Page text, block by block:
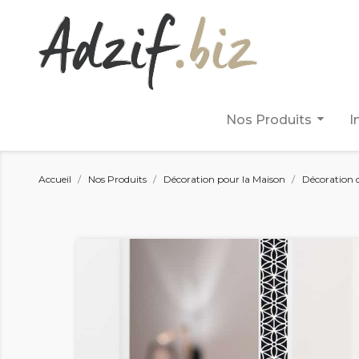
arrow_drop_down
Nos Produits
Accueil Nos Produits Décoration pour la Maison Décoration